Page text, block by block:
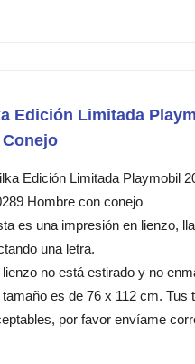
Edición Limitada
Edición Limitada Playmobil
Hombre con conejo
es una impresión en lienzo,
una letra.
lienzo no está estirado y no
tamaño es de 76 x 112 cm.
por favor envíame